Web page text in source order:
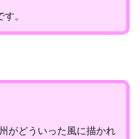
。
がどういった風に描かれ